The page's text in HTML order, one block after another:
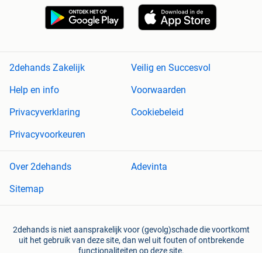
2dehands Zakelijk
Veilig en Succesvol
Help en info
Voorwaarden
Privacyverklaring
Cookiebeleid
Privacyvoorkeuren
Over 2dehands
Adevinta
Sitemap
2dehands is niet aansprakelijk voor (gevolg)schade die voortkomt
uit het gebruik van deze site, dan wel uit fouten of ontbrekende
functionaliteiten op deze site.